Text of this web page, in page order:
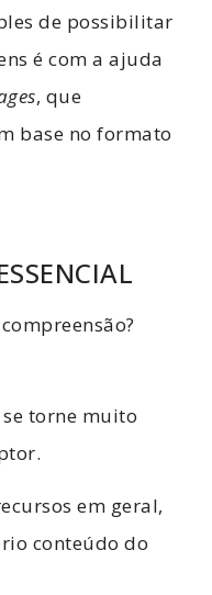
de possibilitar
é com a ajuda
, que
base no formato
torne muito
em geral,
conteúdo do